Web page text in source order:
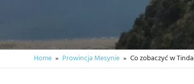
Home Prowincja Mesynie Co zobaczyć w